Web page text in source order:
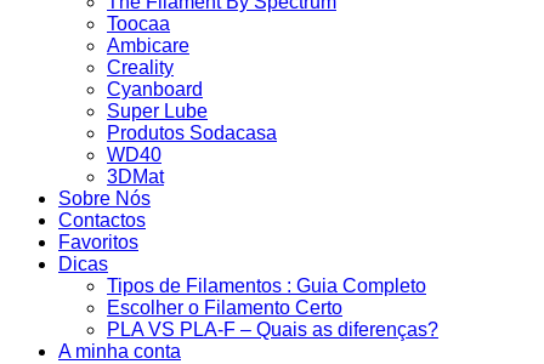
Toocaa
Ambicare
Creality
Cyanboard
Super Lube
Produtos Sodacasa
WD40
3DMat
Sobre Nós
Contactos
Favoritos
Dicas
Tipos de Filamentos : Guia Completo
Escolher o Filamento Certo
PLA VS PLA-F – Quais as diferenças?
A minha conta